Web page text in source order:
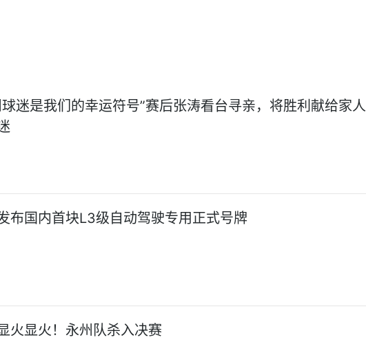
球迷是我们的幸运符号”赛后张涛看台寻亲，将胜利献给家人
布国内首块L3级自动驾驶专用正式号牌
火显火！永州队杀入决赛